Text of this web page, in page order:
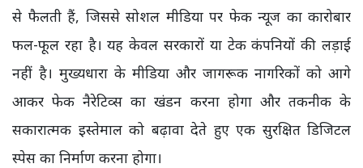
से फैलती हैं, जिससे सोशल मीडिया पर फेक न्यूज का कारोबार
फल-फूल रहा है। यह केवल सरकारों या टेक कंपनियों की लड़ाई
नहीं है। मुख्यधारा के मीडिया और जागरूक नागरिकों को आगे
आकर फेक नैरेटिव्स का खंडन करना होगा और तकनीक के
सकारात्मक इस्तेमाल को बढ़ावा देते हुए एक सुरक्षित डिजिटल
स्पेस का निर्माण करना होगा।